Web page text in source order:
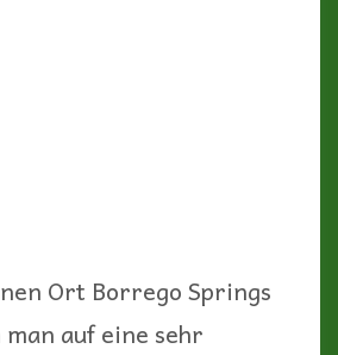
Ort Borrego Springs
auf eine sehr